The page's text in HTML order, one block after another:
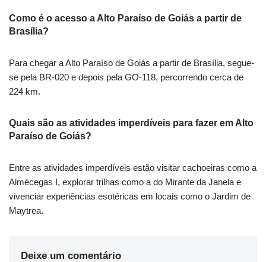
Como é o acesso a Alto Paraíso de Goiás a partir de
Brasília?
Para chegar a Alto Paraíso de Goiás a partir de Brasília, segue-
se pela BR-020 e depois pela GO-118, percorrendo cerca de
224 km.
Quais são as atividades imperdíveis para fazer em Alto
Paraíso de Goiás?
Entre as atividades imperdíveis estão visitar cachoeiras como a
Almécegas I, explorar trilhas como a do Mirante da Janela e
vivenciar experiências esotéricas em locais como o Jardim de
Maytrea.
Deixe um comentário